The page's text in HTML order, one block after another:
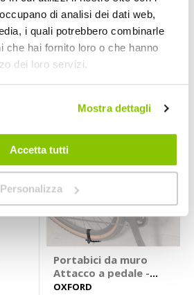
di analisi dei dati web,
i quali potrebbero combinarle
che hai fornito loro o che hanno
dei loro servizi.
Mostra dettagli
Accetta tutti
Personalizza
PERUZZO
5,95 €
Portabici da muro
Attacco a pedale -
OXFORD
OXFORD